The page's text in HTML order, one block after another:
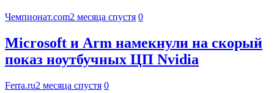
Чемпионат.com2 месяца спустя 0
Microsoft и Arm намекнули на скорый
показ ноутбучных ЦП Nvidia
Ferra.ru2 месяца спустя 0